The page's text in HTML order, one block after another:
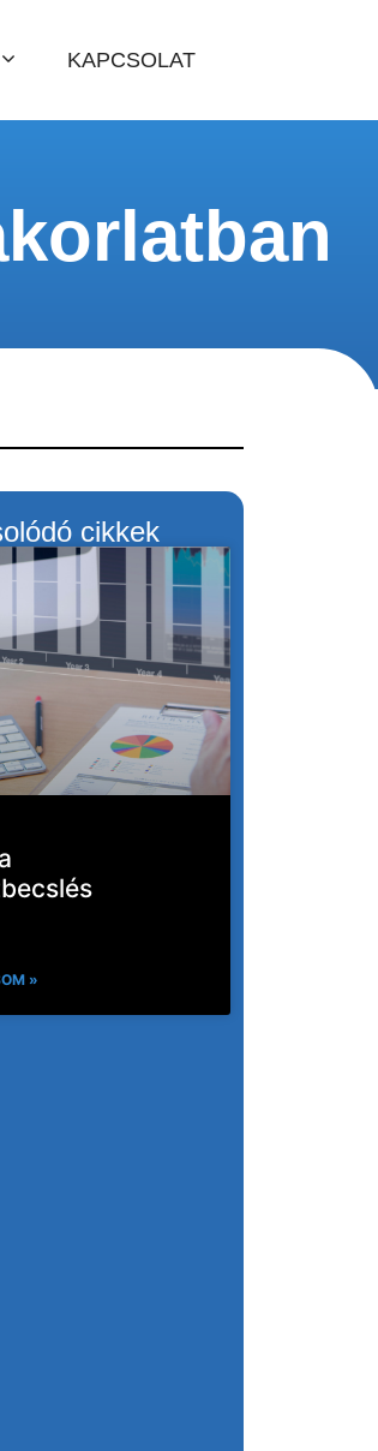
KAPCSOLAT
cikkek
»